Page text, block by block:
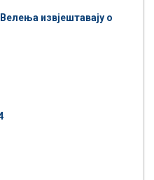
извјештавају о